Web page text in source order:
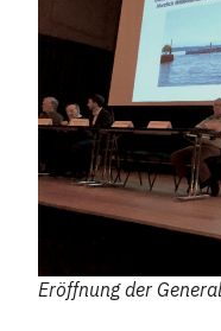
Eröffnung der